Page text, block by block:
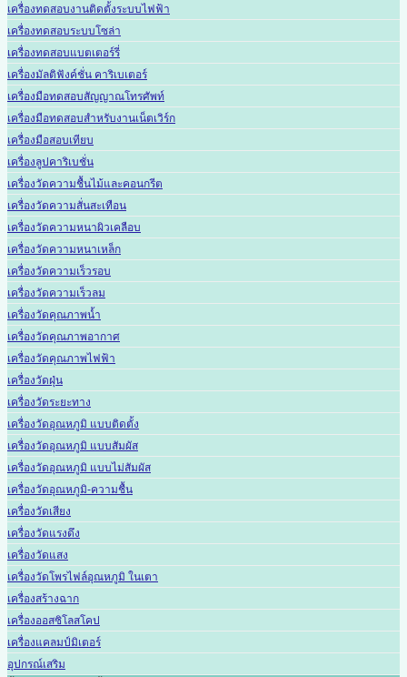
เครื่องทดสอบงานติดตั้งระบบไฟฟ้า
เครื่องทดสอบระบบโซล่า
เครื่องทดสอบแบตเตอร์รี่
เครื่องมัลติฟังค์ชั่น คาริเบเตอร์
เครื่องมือทดสอบสัญญาณโทรศัพท์
เครื่องมือทดสอบสำหรับงานเน็ตเวิร์ก
เครื่องมือสอบเทียบ
เครื่องลูปคาริเบชั่น
เครื่องวัดความชื้นไม้และคอนกรีต
เครื่องวัดความสั่นสะเทือน
เครื่องวัดความหนาผิวเคลือบ
เครื่องวัดความหนาเหล็ก
เครื่องวัดความเร็วรอบ
เครื่องวัดความเร็วลม
เครื่องวัดคุณภาพน้ำ
เครื่องวัดคุณภาพอากาศ
เครื่องวัดคุณภาพไฟฟ้า
เครื่องวัดฝุ่น
เครื่องวัดระยะทาง
เครื่องวัดอุณหภูมิ แบบติดตั้ง
เครื่องวัดอุณหภูมิ แบบสัมผัส
เครื่องวัดอุณหภูมิ แบบไม่สัมผัส
เครื่องวัดอุณหภูมิ-ความชื้น
เครื่องวัดเสียง
เครื่องวัดแรงดึง
เครื่องวัดแสง
เครื่องวัดโพรไฟล์อุณหภูมิ ในเตา
เครื่องสร้างฉาก
เครื่องออสซิโลสโคป
เครื่องแคลมป์มิเตอร์
อุปกรณ์เสริม